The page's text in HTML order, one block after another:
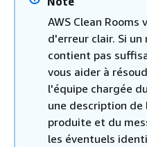
AWS Clean
d'erreur clair. Si
contient pas
vous aider à
l'équipe chargée
une description
produite et du
les éventuels